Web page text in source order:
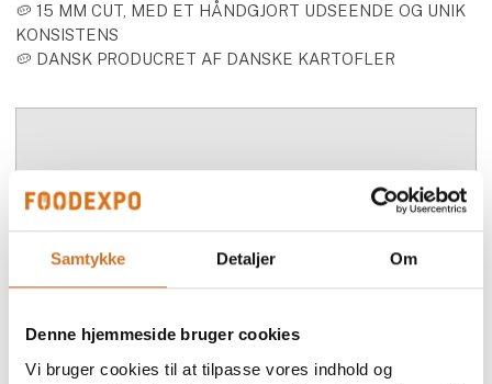
Samtykke Detaljer Om
Denne hjemmeside bruger cookies
Vi bruger cookies til at tilpasse vores indhold og
🥔 15 MM CUT, MED ET HÅNDGJORT UDSEENDE OG UNIK
KONSISTENS
🥔 DANSK PRODUCRET AF DANSKE KARTOFLER
Accepter marketing-cookies for at se denne video.
play_arrow